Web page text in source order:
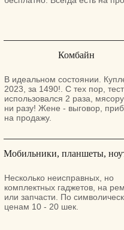
Комбайн
В идеальном состоянии.
2023, за 1490!. С тех пор,
использовался 2 раза,
ни разу! Жене - выговор,
на продажу.
Мобильники, планшеты,
Несколько неисправных, но
комплектных гаджетов, на
или запчасти. По
ценам 10 - 20 шек.